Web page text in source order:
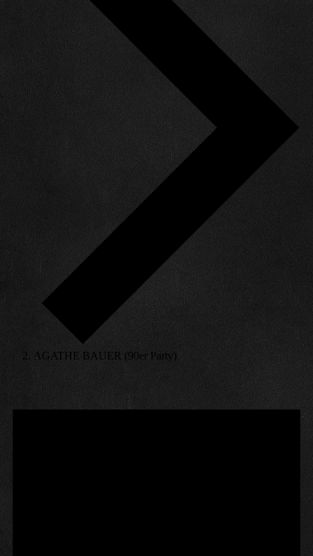
AGATHE BAUER (90er Party)
Veranstaltungen